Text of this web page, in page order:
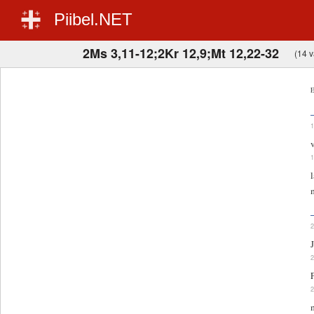
Piibel.NET
2Ms 3,11-12;2Kr 12,9;Mt 12,22-32 (14